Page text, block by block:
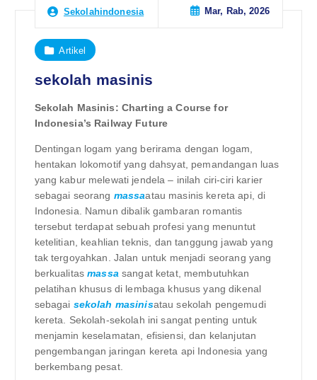
Sekolahindonesia Mar, Rab, 2026
Artikel
sekolah masinis
Sekolah Masinis: Charting a Course for
Indonesia’s Railway Future
Dentingan logam yang berirama dengan logam,
hentakan lokomotif yang dahsyat, pemandangan luas
yang kabur melewati jendela – inilah ciri-ciri karier
sebagai seorang massaatau masinis kereta api, di
Indonesia. Namun dibalik gambaran romantis
tersebut terdapat sebuah profesi yang menuntut
ketelitian, keahlian teknis, dan tanggung jawab yang
tak tergoyahkan. Jalan untuk menjadi seorang yang
berkualitasmassa sangat ketat, membutuhkan
pelatihan khusus di lembaga khusus yang dikenal
sebagai sekolah masinisatau sekolah pengemudi
kereta. Sekolah-sekolah ini sangat penting untuk
menjamin keselamatan, efisiensi, dan kelanjutan
pengembangan jaringan kereta api Indonesia yang
berkembang pesat.